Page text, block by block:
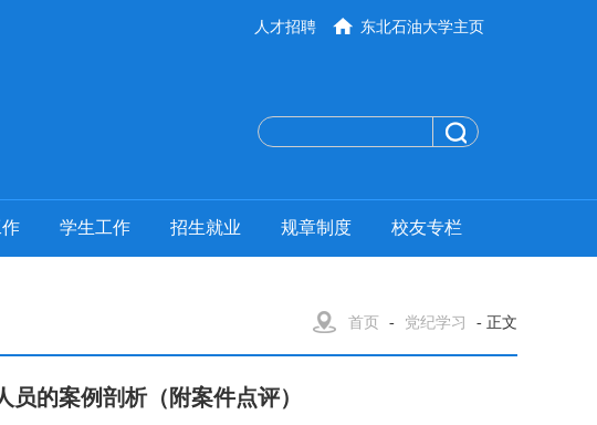
东北石油大学主页
人才招聘
学生工作 招生就业 规章制度 校友专栏
首页 - 党纪学习 - 正文
员的案例剖析（附案件点评）